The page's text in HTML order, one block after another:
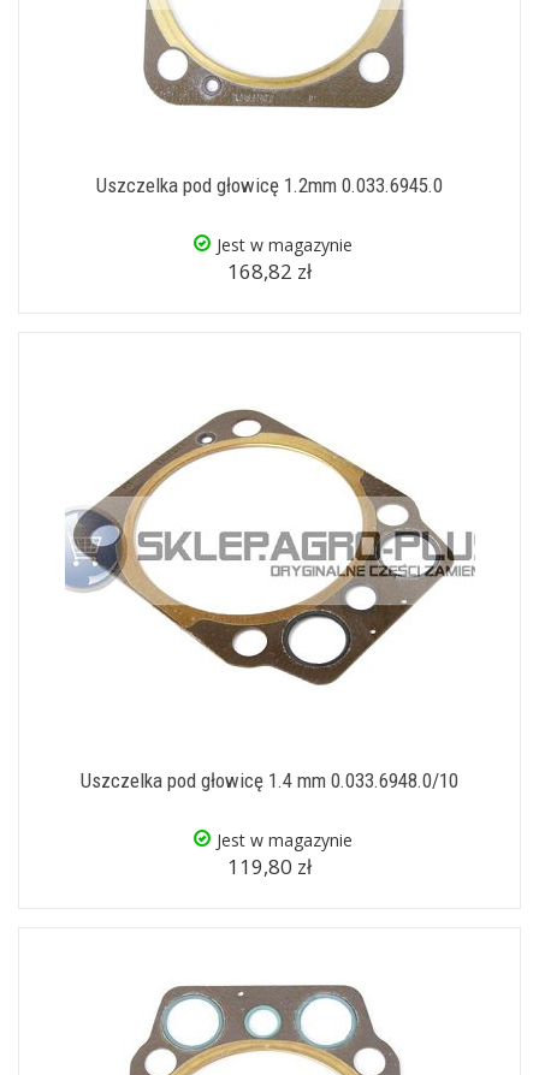
Uszczelka pod głowicę 1.2mm 0.033.6945.0
Jest w magazynie
168,82 zł
Uszczelka pod głowicę 1.4 mm 0.033.6948.0/10
Jest w magazynie
119,80 zł